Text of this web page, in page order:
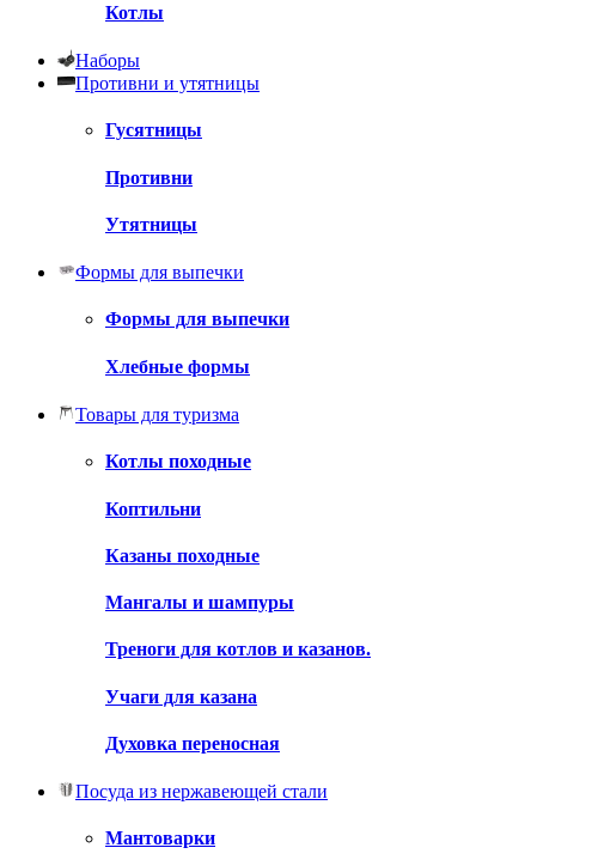
Котлы
Наборы
Противни и утятницы
Гусятницы
Противни
Утятницы
Формы для выпечки
Формы для выпечки
Хлебные формы
Товары для туризма
Котлы походные
Коптильни
Казаны походные
Мангалы и шампуры
Треноги для котлов и казанов.
Учаги для казана
Духовка переносная
Посуда из нержавеющей стали
Мантоварки